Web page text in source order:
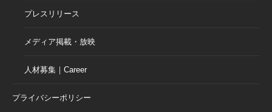
プレスリリース
メディア掲載・放映
人材募集｜Career
プライバシーポリシー